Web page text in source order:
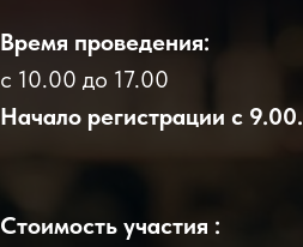
Время проведения:
с 10.00 до 17.00
Начало регистрации с 9.00.
Стоимость участия :